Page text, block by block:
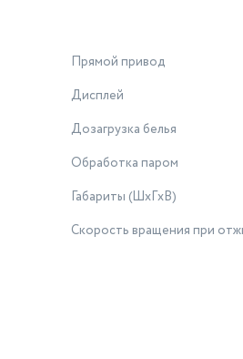
Прямой привод
Дисплей
Дозагрузка белья
Обработка паром
Габариты (ШxГxВ)
Скорость вращения при